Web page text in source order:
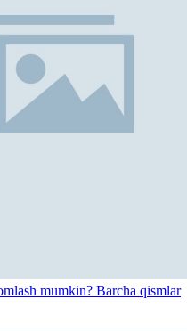
mumkin? Barcha qismlar